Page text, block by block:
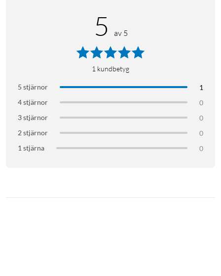
distinkta konturer runt objektet.
Effects medan området utanför maskerades bort.
5 av 5
1 kundbetyg
5 stjärnor
1
4 stjärnor
0
3 stjärnor
0
2 stjärnor
0
1 stjärna
0